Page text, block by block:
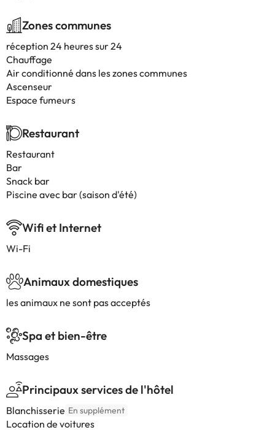
Zones communes
réception 24 heures sur 24
Chauffage
Air conditionné dans les zones communes
Ascenseur
Espace fumeurs
Restaurant
Restaurant
Bar
Snack bar
Piscine avec bar (saison d'été)
Wifi et Internet
Wi-Fi
Animaux domestiques
les animaux ne sont pas acceptés
Spa et bien-être
Massages
Principaux services de l'hôtel
Blanchisserie En supplément
Location de voitures